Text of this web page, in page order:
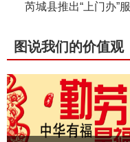
防治理未成年人犯
芮城县推出“上门办”服
距离
图说我们的价值观